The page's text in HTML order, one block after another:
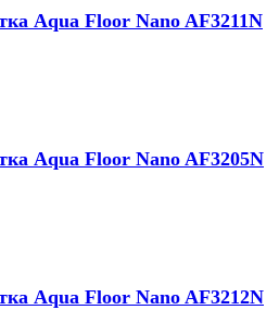
Aqua Floor Nano AF3211N
Aqua Floor Nano AF3205N
Aqua Floor Nano AF3212N